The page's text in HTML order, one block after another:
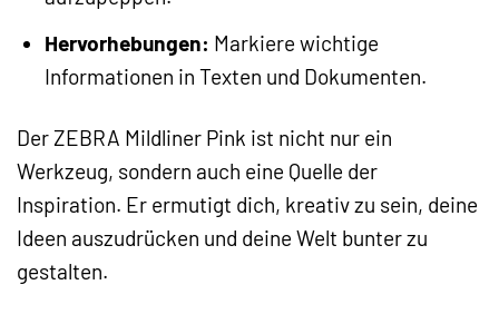
Hervorhebungen: Markiere wichtige
Informationen in Texten und Dokumenten.
Der ZEBRA Mildliner Pink ist nicht nur ein
Werkzeug, sondern auch eine Quelle der
Inspiration. Er ermutigt dich, kreativ zu sein, deine
Ideen auszudrücken und deine Welt bunter zu
gestalten.